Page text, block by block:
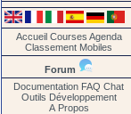
Accueil Courses Agenda
Classement Mobiles
Forum
Documentation FAQ Chat
Outils Développement
A Propos